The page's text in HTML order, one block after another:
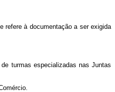
refere à documentação a ser exigida
turmas especializadas nas Juntas